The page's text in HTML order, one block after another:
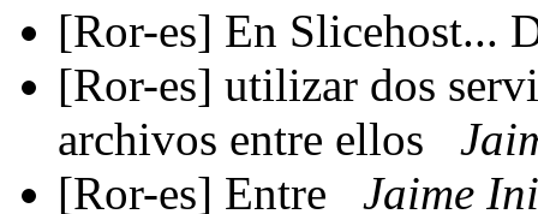
[Ror-es] En Slicehost...
[Ror-es] utilizar dos
archivos entre ellos
[Ror-es] Entre
Jaime